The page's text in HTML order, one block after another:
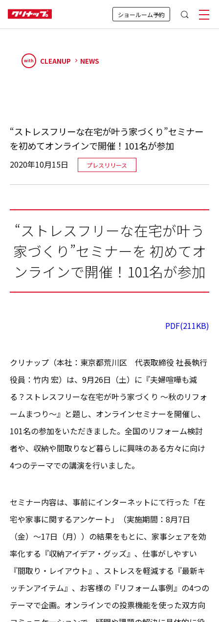
ショールーム予約
with CLEANUP NEWS
“ストレスフリーな在宅が叶う家づくり”セミナー
を初めてオンラインで開催！101名が参加
2020年10月15日 プレスリリース
“ストレスフリーな在宅が叶う
家づくり”セミナーを 初めてオ
ンラインで開催！101名が参加
PDF(211KB)
クリナップ（本社：東京都荒川区 代表取締役 社長執行
役員：竹内 宏）は、9月26日（土）に『夫婦喧嘩も減
る？ストレスフリーな在宅が叶う家づくり ～秋のリフォ
ームまつり～』と題し、オンラインセミナーを開催し、
101名の参加をいただきました。全国のリフォーム検討
者や、収納や間取りなど暮らしに興味のある方々に向け
4つのテーマでの講演を行いました。
セミナー内容は、事前にインターネットにて行った「在
宅や家事に関するアンケート」（実施期間：8月7日
（金）～17日（月））の結果をもとに、家事シェアを効
率化する『収納アイデア・グッズ』、仕事がしやすい
『間取り・レイアウト』、ストレスを軽減する『最新キ
ッチンアイテム』、お客様の『リフォーム事例』の4つの
テーマで企画。オンラインでの投票機能を使った双方向